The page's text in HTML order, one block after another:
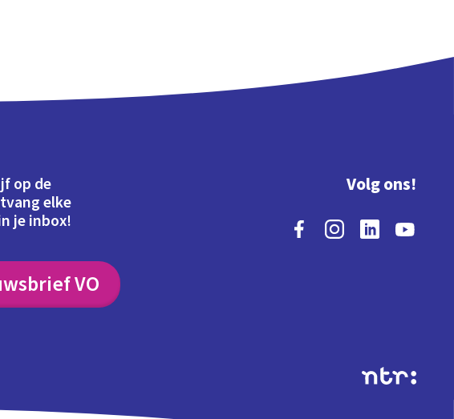
op de
elke
je inbox!
VO
Volg ons!